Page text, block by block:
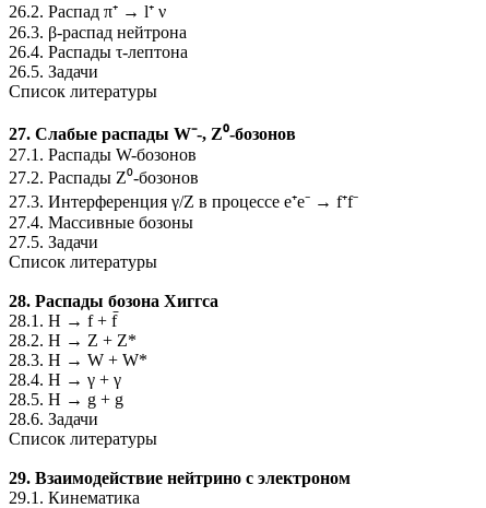
26.2. Распад π⁺ → l⁺ ν
26.3. β-распад нейтрона
26.4. Распады τ-лептона
26.5. Задачи
Список литературы
27. Слабые распады W⁻-, Z⁰-бозонов
27.1. Распады W-бозонов
27.2. Распады Z⁰-бозонов
27.3. Интерференция γ/Z в процессе e⁺e⁻ → f⁺f⁻
27.4. Массивные бозоны
27.5. Задачи
Список литературы
28. Распады бозона Хиггса
28.1. H → f + f̄
28.2. H → Z + Z*
28.3. H → W + W*
28.4. H → γ + γ
28.5. H → g + g
28.6. Задачи
Список литературы
29. Взаимодействие нейтрино с электроном
29.1. Кинематика